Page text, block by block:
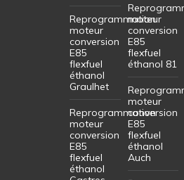
Reprogrammation
moteur
conversion
E85
flexfuel
éthanol
Graulhet
Reprogrammation
moteur
conversion
E85
flexfuel
éthanol
moteur
conversion
E85
flexfuel
éthanol 81
moteur
conversion
E85
flexfuel
éthanol
Auch